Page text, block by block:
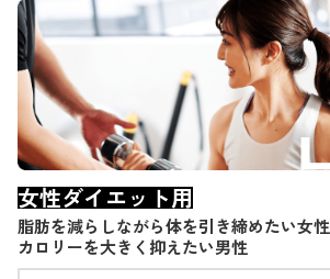
女性ダイエット用
脂肪を減らしながら体を引き締めたい女性
カロリーを大きく抑えたい男性